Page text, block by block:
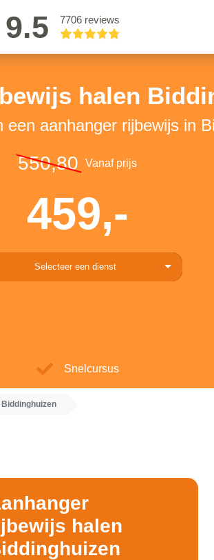
9.5 7706 reviews
halen
een aanhanger rijbewijs in
550,80 Vanaf prijs
459,-
Selecteer een dienst
Snelcursus
halen